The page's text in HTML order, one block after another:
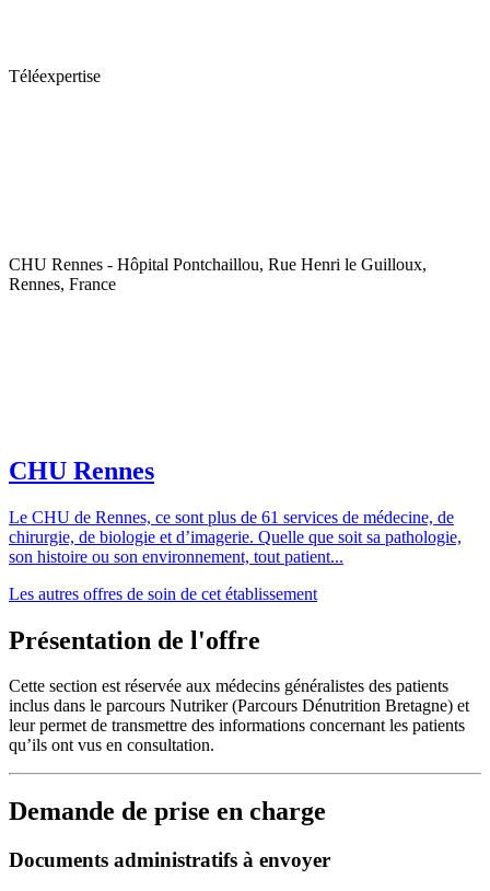
Téléexpertise
CHU Rennes - Hôpital Pontchaillou, Rue Henri le Guilloux,
Rennes, France
CHU Rennes
Le CHU de Rennes, ce sont plus de 61 services de médecine, de
chirurgie, de biologie et d’imagerie. Quelle que soit sa pathologie,
son histoire ou son environnement, tout patient...
Les autres offres de soin de cet établissement
Présentation de l'offre
Cette section est réservée aux médecins généralistes des patients
inclus dans le parcours Nutriker (Parcours Dénutrition Bretagne) et
leur permet de transmettre des informations concernant les patients
qu’ils ont vus en consultation.
Demande de prise en charge
Documents administratifs à envoyer